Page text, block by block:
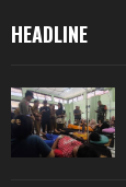
HEADLINE